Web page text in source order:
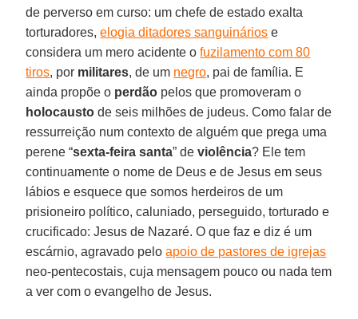
de perverso em curso: um chefe de estado exalta
torturadores,elogia ditadores sanguinários e
considera um mero acidente ofuzilamento com 80
tiros, por militares, de um negro, pai de família. E
ainda propõe o perdão pelos que promoveram o
holocausto de seis milhões de judeus. Como falar de
ressurreição num contexto de alguém que prega uma
perene “sexta-feira santa” deviolência? Ele tem
continuamente o nome de Deus e de Jesus em seus
lábios e esquece que somos herdeiros de um
prisioneiro político, caluniado, perseguido, torturado e
crucificado: Jesus de Nazaré. O que faz e diz é um
escárnio, agravado peloapoio de pastores de igrejas
neo-pentecostais, cuja mensagem pouco ou nada tem
a ver com o evangelho de Jesus.